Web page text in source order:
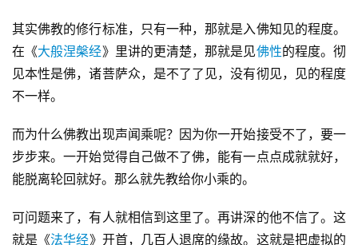
其实佛教的修行标准，只有一种，那就是入佛知见的程度。
在《大般涅槃经》里讲的更清楚，那就是见佛性的程度。彻
见本性是佛，诸菩萨众，是不了了见，没有彻见，见的程度
不一样。
而为什么佛教出现声闻乘呢？因为你一开始接受不了，要一
步步来。一开始觉得自己做不了佛，能有一点点成就就好，
能脱离轮回就好。那么就先教给你小乘的。
可问题来了，有人就相信到这里了。再讲深的他不信了。这
就是《法华经》开首，几百人退席的缘故。这就是把虚拟的